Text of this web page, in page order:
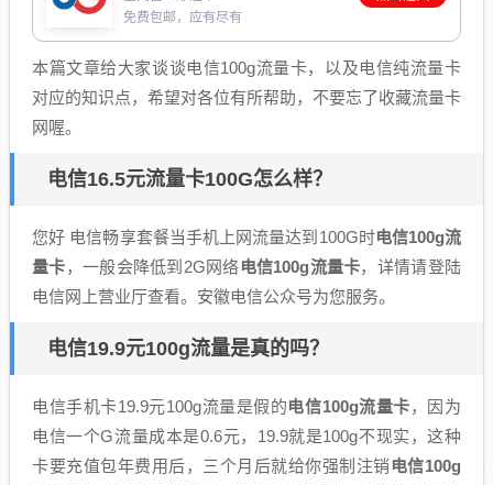
免费包邮，应有尽有
本篇文章给大家谈谈电信100g流量卡，以及电信纯流量卡
对应的知识点，希望对各位有所帮助，不要忘了收藏流量卡
网喔。
电信16.5元流量卡100G怎么样？
您好 电信畅享套餐当手机上网流量达到100G时电信100g流
量卡，一般会降低到2G网络电信100g流量卡，详情请登陆
电信网上营业厅查看。安徽电信公众号为您服务。
电信19.9元100g流量是真的吗？
电信手机卡19.9元100g流量是假的电信100g流量卡，因为
电信一个G流量成本是0.6元，19.9就是100g不现实，这种
卡要充值包年费用后，三个月后就给你强制注销 电信100g